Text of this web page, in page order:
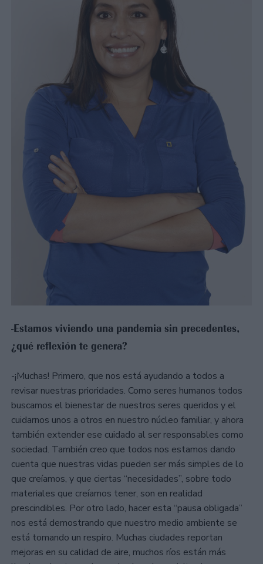
-Estamos viviendo una pandemia sin precedentes,
¿qué reflexión te genera?
-¡Muchas! Primero, que nos está ayudando a todos a
revisar nuestras prioridades. Como seres humanos todos
buscamos el bienestar de nuestros seres queridos y el
cuidarnos unos a otros en nuestro núcleo familiar, y ahora
también extender ese cuidado al ser responsables como
sociedad. También creo que todos nos estamos dando
cuenta que nuestras vidas pueden ser más simples de lo
que creíamos, y que ciertas “necesidades”, sobre todo
materiales que creíamos tener, son en realidad
prescindibles. Por otro lado, hacer esta “pausa obligada”
nos está demostrando que nuestro medio ambiente se
está tomando un respiro. Muchas ciudades reportan
mejoras en su calidad de aire, muchos ríos están más